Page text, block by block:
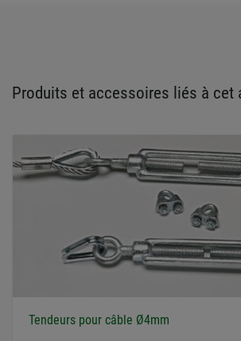
Produits et accessoires liés à cet
Tendeurs pour câble Ø4mm